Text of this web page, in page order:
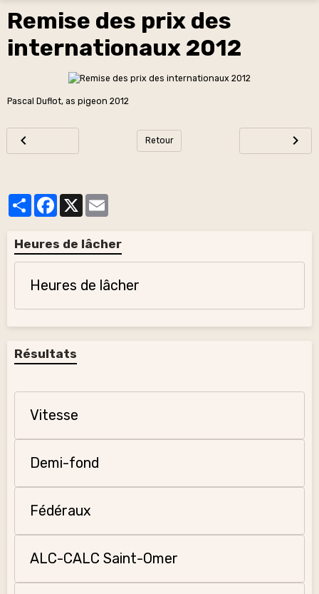
Remise des prix des
internationaux 2012
Pascal Duflot, as pigeon 2012
Retour
PartagerFacebook
X
Heures de lâcher
Heures de lâcher
Résultats
Vitesse
Demi-fond
Fédéraux
ALC-CALC Saint-Omer